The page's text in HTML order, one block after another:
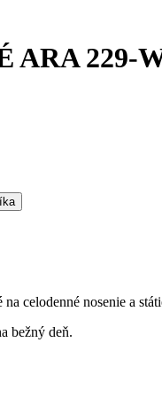
ARA 229-
celodenné nosenie a
bežný deň.